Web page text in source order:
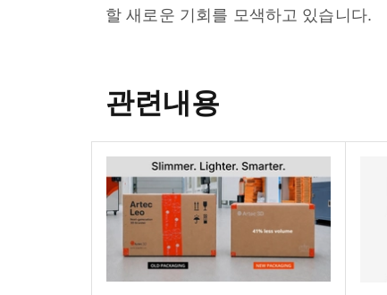
할 새로운 기회를 모색하고 있습니다.
관련내용